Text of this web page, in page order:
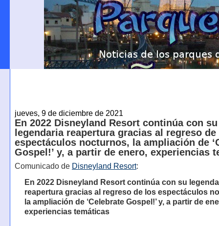
jueves, 9 de diciembre de 2021
En 2022 Disneyland Resort continúa con su
legendaria reapertura gracias al regreso
espectáculos nocturnos, la ampliación de
Gospel!’ y, a partir de enero, experiencias
Comunicado de Disneyland Resort:
En 2022 Disneyland Resort continúa con su
reapertura gracias al regreso de los espectáculos
la ampliación de ‘Celebrate Gospel!’ y, a partir de
experiencias temáticas